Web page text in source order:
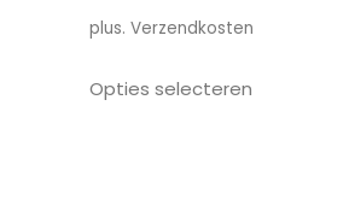
plus. Verzendkosten
Opties selecteren